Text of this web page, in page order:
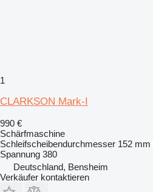
1
CLARKSON Mark-I
990 €
Schärfmaschine
Schleifscheibendurchmesser 152 mm
Spannung 380
Deutschland, Bensheim
Verkäufer kontaktieren